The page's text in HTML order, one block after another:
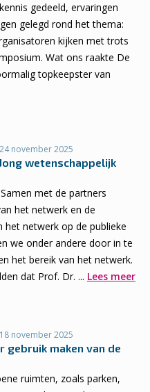
gedeeld, ervaringen
gelegd rond het thema:
kijken met trots
Wat ons raakte De
topkeepster van
24 november 2025
wetenschappelijk
met de partners
het netwerk en de
netwerk op de publieke
we onder andere door in te
het bereik van het netwerk.
dat Prof. Dr. ... Lees meer
18 november 2025
gebruik maken van de
ruimten, zoals parken,